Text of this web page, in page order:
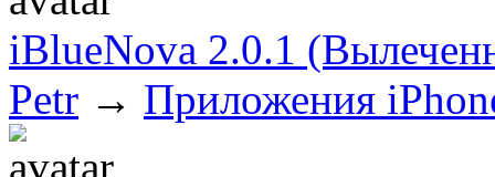
iBlueNova 2.0.1
Petr → Приложения